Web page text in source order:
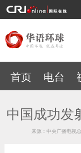
首页 电台
中国成功发
来源：中央广播电视